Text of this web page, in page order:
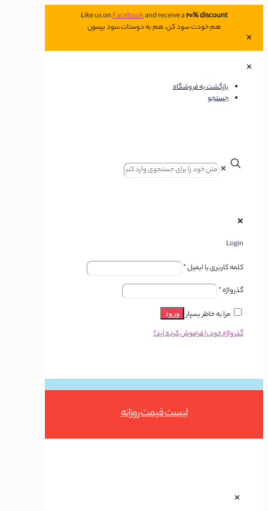
Like us onFacebookand receive a20% discount
هم خودت سود کن، هم به دوستات سود برسون
بازگشت به فروشگاه
جستجو
✕
Login
کلمه کاربری یا ایمیل*
گذرواژه*
مرا به خاطر بسپار
ورود
گذرواژه خود را فراموش کرده اید؟
لیست قیمت روزانه